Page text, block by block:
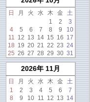
日 月 火 水 木 金
土
1
2
3
4
5 6 7 8 9
10
11 12 13 14 15 16 17
18 19 20 21 22 23 24
25 26 27 28 29 30 31
2026年 11月
日 月 火 水 木 金
土
1
2 3 4 5 6
7
8
9 10 11 12 13 14